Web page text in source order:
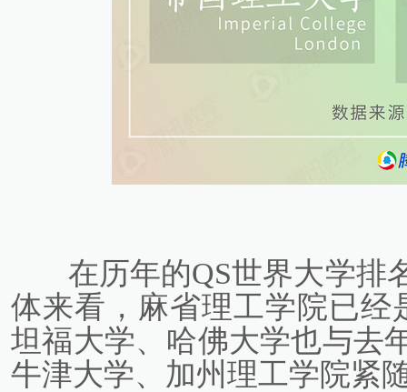
在历年的QS世界大学排
体来看，麻省理工学院已经
坦福大学、哈佛大学也与去
牛津大学、加州理工学院紧